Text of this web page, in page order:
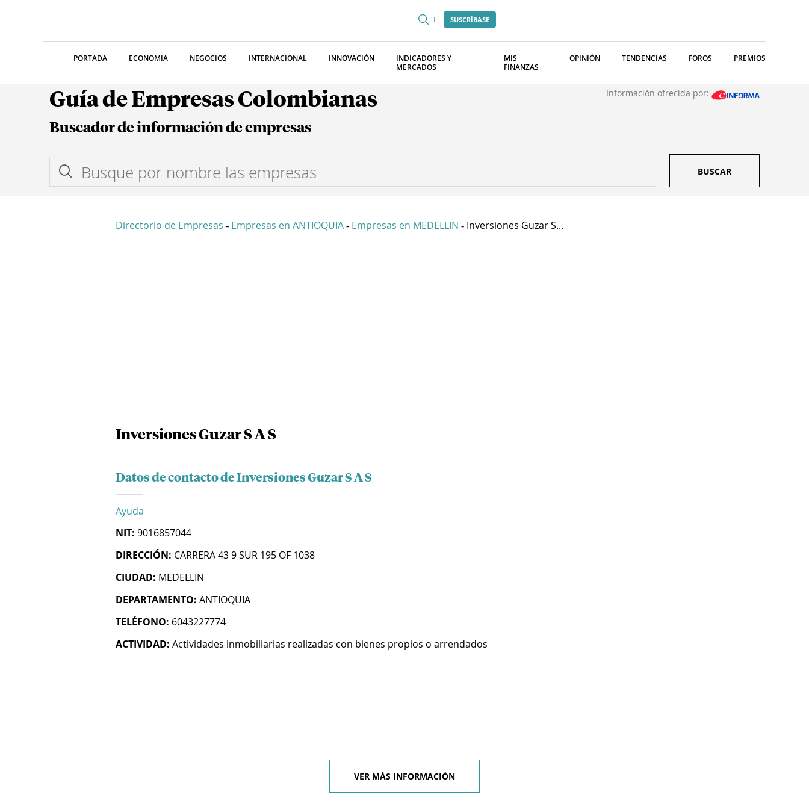
SUSCRÍBASE
PORTADA ECONOMIA NEGOCIOS INTERNACIONAL INNOVACIÓN
INDICADORES Y
MERCADOS
MIS
FINANZAS
OPINIÓN TENDENCIAS FOROS PREMIOS
Guía de Empresas Colombianas Información ofrecida por:
Buscador de información de empresas
BUSCAR
Directorio de Empresas - Empresas en ANTIOQUIA - Empresas en MEDELLIN - Inversiones Guzar S...
Inversiones Guzar S A S
Datos de contacto de Inversiones Guzar S A S
Ayuda
NIT: 9016857044
DIRECCIÓN: CARRERA 43 9 SUR 195 OF 1038
CIUDAD: MEDELLIN
DEPARTAMENTO: ANTIOQUIA
TELÉFONO: 6043227774
ACTIVIDAD: Actividades inmobiliarias realizadas con bienes propios o arrendados
VER MÁS INFORMACIÓN